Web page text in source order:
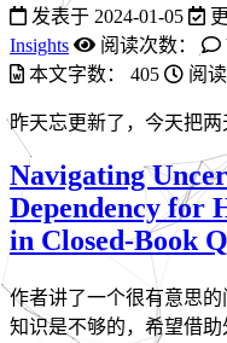
发表于 2024-01-05
Insights
阅读次数：
本文字数：
405 阅
昨天忘更新了，今天把两
Navigating
Dependency for
in Closed-Book
作者讲了一个很有意思
知识是不够的，希望借